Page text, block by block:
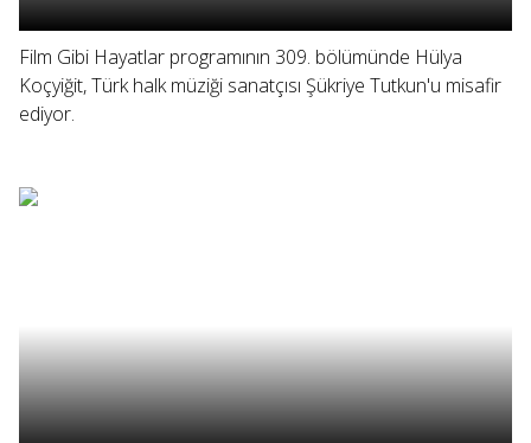
Film Gibi Hayatlar programının 309. bölümünde Hülya
Koçyiğit, Türk halk müziği sanatçısı Şükriye Tutkun'u misafir
ediyor.